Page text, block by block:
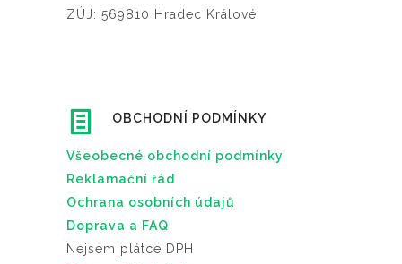
ZÚJ: 569810 Hradec Králové
OBCHODNÍ PODMÍNKY
Všeobecné obchodní podmínky
Reklamační řád
Ochrana osobních údajů
Doprava a FAQ
Nejsem plátce DPH